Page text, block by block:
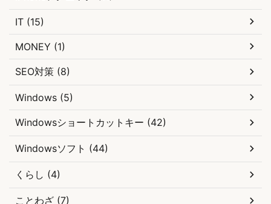
IT (15)
MONEY (1)
SEO対策 (8)
Windows (5)
Windowsショートカットキー (42)
Windowsソフト (44)
くらし (4)
ことわざ (7)